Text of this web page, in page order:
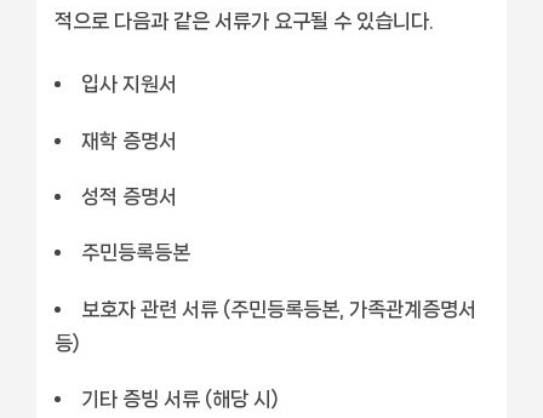
적으로 다음과 같은 서류가 요구될 수 있습니다.
입사 지원서
재학 증명서
성적 증명서
주민등록등본
보호자 관련 서류 (주민등록등본, 가족관계증명서
등)
기타 증빙 서류 (해당 시)